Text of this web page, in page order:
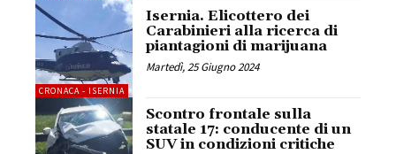
CRONACA - ISERNIA
Isernia. Elicottero dei
Carabinieri alla ricerca di
piantagioni di marijuana
Martedì, 25 Giugno 2024
Scontro frontale sulla
statale 17: conducente di un
SUV in condizioni critiche